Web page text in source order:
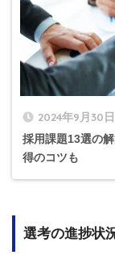
2024年9月30日
採用課題13選の
得のコツも
選考の進捗状